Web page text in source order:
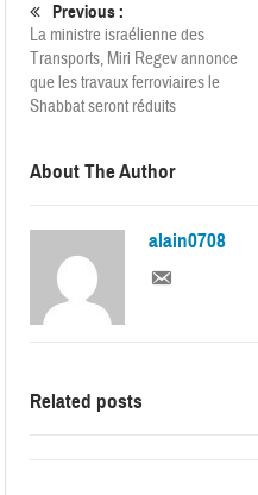
Previous :
La ministre israélienne des
Transports, Miri Regev annonce
que les travaux ferroviaires le
Shabbat seront réduits
About The Author
alain0708
Related posts